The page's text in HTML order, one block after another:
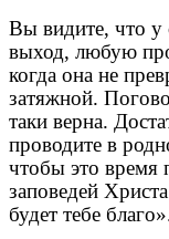
Вы видите, что у
выход, любую
когда она не
затяжной.
таки верна.
проводите в
чтобы это время
заповедей
будет тебе